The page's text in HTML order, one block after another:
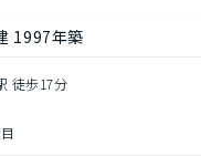
1997年築
徒歩17分